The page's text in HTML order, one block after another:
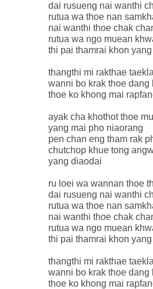
dai rusueng nai wanthi
rutua wa thoe nan
nai wanthi thoe chak
rutua wa ngo muean
thi pai thamrai khon
thangthi mi rakthae
wanni bo krak thoe dang
thoe ko khong mai
ayak cha khothot thoe
yang mai pho niaorang
pen chan eng tham rak
chutchop khue tong
yang diaodai
ru loei wa wannan thoe
dai rusueng nai wanthi
rutua wa thoe nan
nai wanthi thoe chak
rutua wa ngo muean
thi pai thamrai khon
thangthi mi rakthae
wanni bo krak thoe dang
thoe ko khong mai